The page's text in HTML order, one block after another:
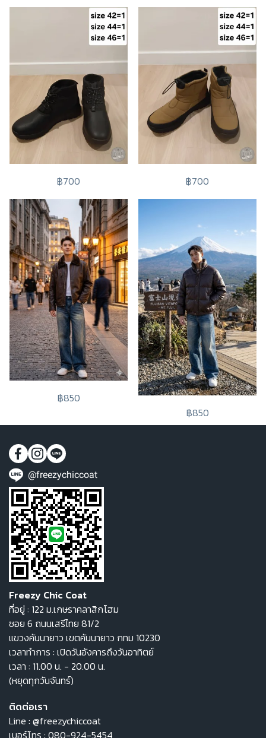
฿700 ฿700
฿850
฿850
@freezychiccoat
Freezy Chic Coat
ที่อยู่ : 122 ม.เกษราคลาสิกโฮม
ซอย 6 ถนนเสรีไทย 81/2
แขวงคันนายาว เขตคันนายาว กทม 10230
เวลาทำการ : เปิดวันอังคารถึงวันอาทิตย์
เวลา : 11.00 น. - 20.00 น.
(หยุดทุกวันจันทร์)
ติดต่อเรา
Line : @freezychiccoat